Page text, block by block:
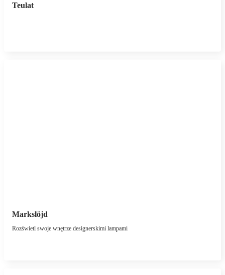
Teulat
Markslöjd
Rozświetl swoje wnętrze designerskimi lampami